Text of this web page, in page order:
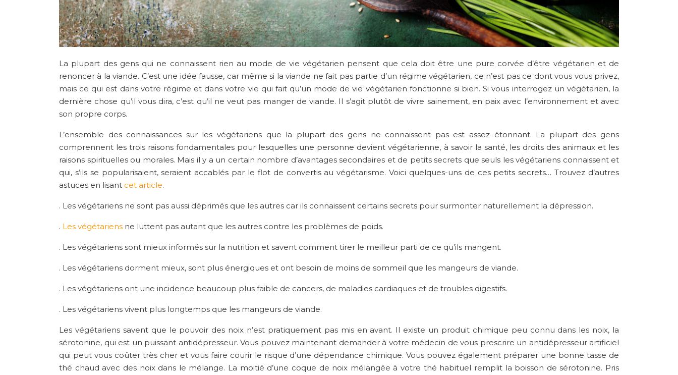
La plupart des gens qui ne connaissent rien au mode de vie végétarien pensent que cela doit être une pure corvée d’être végétarien et de
renoncer à la viande. C’est une idée fausse, car même si la viande ne fait pas partie d’un régime végétarien, ce n’est pas ce dont vous vous privez,
mais ce qui est dans votre régime et dans votre vie qui fait qu’un mode de vie végétarien fonctionne si bien. Si vous interrogez un végétarien, la
dernière chose qu’il vous dira, c’est qu’il ne veut pas manger de viande. Il s’agit plutôt de vivre sainement, en paix avec l’environnement et avec
son propre corps.
L’ensemble des connaissances sur les végétariens que la plupart des gens ne connaissent pas est assez étonnant. La plupart des gens
comprennent les trois raisons fondamentales pour lesquelles une personne devient végétarienne, à savoir la santé, les droits des animaux et les
raisons spirituelles ou morales. Mais il y a un certain nombre d’avantages secondaires et de petits secrets que seuls les végétariens connaissent et
qui, s’ils se popularisaient, seraient accablés par le flot de convertis au végétarisme. Voici quelques-uns de ces petits secrets… Trouvez d’autres
astuces en lisant cet article.
. Les végétariens ne sont pas aussi déprimés que les autres car ils connaissent certains secrets pour surmonter naturellement la dépression.
. Les végétariens ne luttent pas autant que les autres contre les problèmes de poids.
. Les végétariens sont mieux informés sur la nutrition et savent comment tirer le meilleur parti de ce qu’ils mangent.
. Les végétariens dorment mieux, sont plus énergiques et ont besoin de moins de sommeil que les mangeurs de viande.
. Les végétariens ont une incidence beaucoup plus faible de cancers, de maladies cardiaques et de troubles digestifs.
. Les végétariens vivent plus longtemps que les mangeurs de viande.
Les végétariens savent que le pouvoir des noix n’est pratiquement pas mis en avant. Il existe un produit chimique peu connu dans les noix, la
sérotonine, qui est un puissant antidépresseur. Vous pouvez maintenant demander à votre médecin de vous prescrire un antidépresseur artificiel
qui peut vous coûter très cher et vous faire courir le risque d’une dépendance chimique. Vous pouvez également préparer une bonne tasse de
thé chaud avec des noix dans le mélange. La moitié d’une coque de noix mélangée à votre thé habituel remplit la boisson de sérotonine. Pris